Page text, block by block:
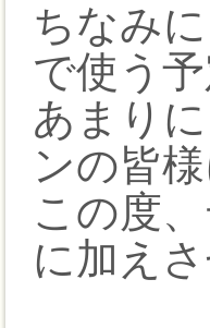
ちなみ
で使う
あまり
ンの皆
この度
に加え